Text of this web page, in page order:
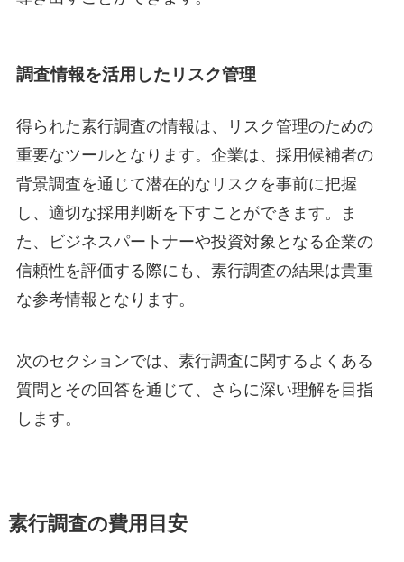
調査情報を活用したリスク管理
得られた素行調査の情報は、リスク管理のための
重要なツールとなります。企業は、採用候補者の
背景調査を通じて潜在的なリスクを事前に把握
し、適切な採用判断を下すことができます。ま
た、ビジネスパートナーや投資対象となる企業の
信頼性を評価する際にも、素行調査の結果は貴重
な参考情報となります。
次のセクションでは、素行調査に関するよくある
質問とその回答を通じて、さらに深い理解を目指
します。
素行調査の費用目安